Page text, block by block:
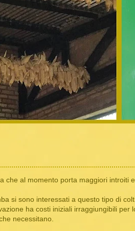
che al momento porta maggiori introiti
si sono interessati a questo tipo di
ha costi iniziali irraggiungibili
necessitano.